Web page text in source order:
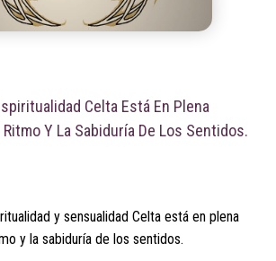
Celta Está En Plena
Y La Sabiduría De Los Sentidos.
y sensualidad Celta está en plena
y la sabiduría de los sentidos.